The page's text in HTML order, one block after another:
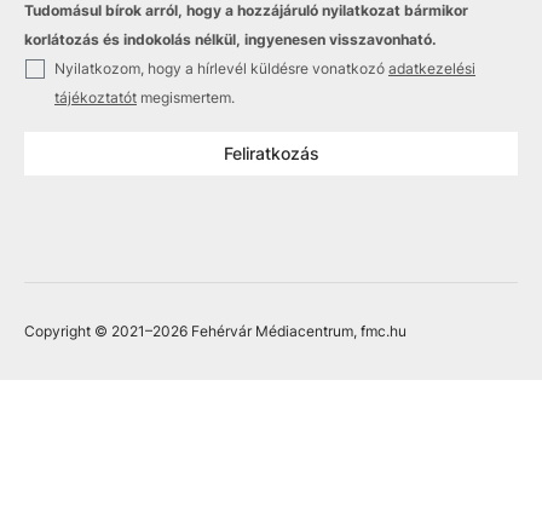
Tudomásul bírok arról, hogy a hozzájáruló nyilatkozat bármikor
korlátozás és indokolás nélkül, ingyenesen visszavonható.
Nyilatkozom, hogy a hírlevél küldésre vonatkozó adatkezelési
tájékoztatót megismertem.
Feliratkozás
Copyright © 2021–2026 Fehérvár Médiacentrum, fmc.hu